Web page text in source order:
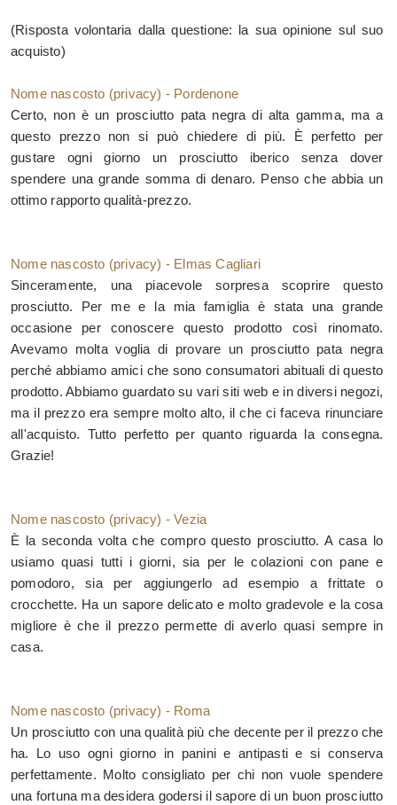
(Risposta volontaria dalla questione: la sua opinione sul suo
acquisto)
Nome nascosto (privacy) - Pordenone
Certo, non è un prosciutto pata negra di alta gamma, ma a
questo prezzo non si può chiedere di più. È perfetto per
gustare ogni giorno un prosciutto iberico senza dover
spendere una grande somma di denaro. Penso che abbia un
ottimo rapporto qualità-prezzo.
Nome nascosto (privacy) - Elmas Cagliari
Sinceramente, una piacevole sorpresa scoprire questo
prosciutto. Per me e la mia famiglia è stata una grande
occasione per conoscere questo prodotto così rinomato.
Avevamo molta voglia di provare un prosciutto pata negra
perché abbiamo amici che sono consumatori abituali di questo
prodotto. Abbiamo guardato su vari siti web e in diversi negozi,
ma il prezzo era sempre molto alto, il che ci faceva rinunciare
all'acquisto. Tutto perfetto per quanto riguarda la consegna.
Grazie!
Nome nascosto (privacy) - Vezia
È la seconda volta che compro questo prosciutto. A casa lo
usiamo quasi tutti i giorni, sia per le colazioni con pane e
pomodoro, sia per aggiungerlo ad esempio a frittate o
crocchette. Ha un sapore delicato e molto gradevole e la cosa
migliore è che il prezzo permette di averlo quasi sempre in
casa.
Nome nascosto (privacy) - Roma
Un prosciutto con una qualità più che decente per il prezzo che
ha. Lo uso ogni giorno in panini e antipasti e si conserva
perfettamente. Molto consigliato per chi non vuole spendere
una fortuna ma desidera godersi il sapore di un buon prosciutto